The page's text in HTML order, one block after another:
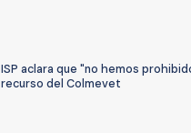
ISP aclara que "no hemos
recurso del Colmevet